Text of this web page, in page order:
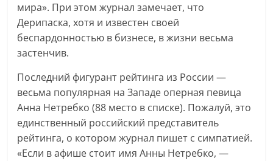
мира». При этом журнал замечает, что
Дерипаска, хотя и известен своей
беспардонностью в бизнесе, в жизни весьма
застенчив.
Последний фигурант рейтинга из России —
весьма популярная на Западе оперная певица
Анна Нетребко (88 место в списке). Пожалуй, это
единственный российский представитель
рейтинга, о котором журнал пишет с симпатией.
«Если в афише стоит имя Анны Нетребко, —